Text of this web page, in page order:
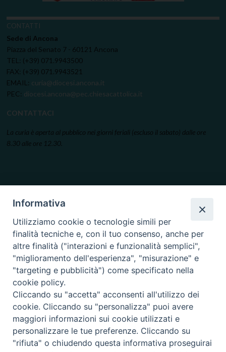
CONTATTI
Sede di Ancona
Piazza del Senato 7 - 60121 Ancona
TEL: (+39) 071.9943500
FAX: (+39) 071.9943521
EMAIL: curia@diocesi.ancona.it
PEC: diocesi.ancona@pec.chiesacattolica.it
CONTATTACI
La curia è aperta al pubblico nei giorni feriali (escluso il sabato) dalle ore
8.30 alle ore 12.30.
Informativa
Utilizziamo cookie o tecnologie simili per
finalità tecniche e, con il tuo consenso, anche per
altre finalità ("interazioni e funzionalità semplici",
"miglioramento dell'esperienza", "misurazione" e
"targeting e pubblicità") come specificato nella
cookie policy.
Cliccando su "accetta" acconsenti all'utilizzo dei
cookie. Cliccando su "personalizza" puoi avere
maggiori informazioni sui cookie utilizzati e
personalizzare le tue preferenze. Cliccando su
"rifiuta" o chiudendo questa informativa proseguirai